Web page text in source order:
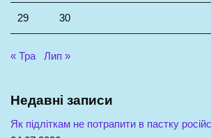
29 30
« Тра Лип »
Недавні записи
Як підліткам не потрапити в пастку